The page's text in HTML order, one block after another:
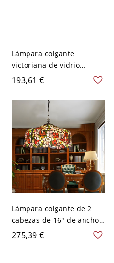
Lámpara colgante
victoriana de vidrio
amarillo manchado con
patrón de flores, 2 luces,
cúpula de 16" de ancho
193,61 €
Lámpara colgante de 2
cabezas de 16" de ancho
con diseño victoriano de
flor roja y cristales
275,39 €